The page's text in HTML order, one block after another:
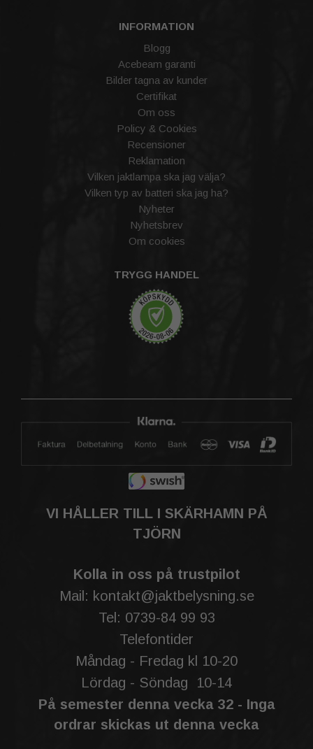
INFORMATION
Blogg
Acebeam garanti
Bilder tagna av kunder
Certifikat
Om oss
Policy & Cookies
Recensioner
Reklamation
Vilken jaktlampa ska jag välja?
Vilken typ av batteri ska jag ha?
Nyheter
Nyhetsbrev
Om cookies
TRYGG HANDEL
VI HÅLLER TILL I SKÄRHAMN PÅ
TJÖRN
Kolla in oss på trustpilot
Mail: kontakt@jaktbelysning.se
Tel: 0739-84 99 93
Telefontider
Måndag - Fredag kl 10-20
Lördag - Söndag 10-14
På semester denna vecka 32 - Inga
ordrar skickas ut denna vecka